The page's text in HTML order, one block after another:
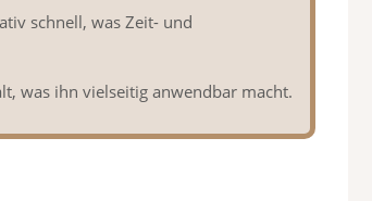
schnell, was Zeit- und
was ihn vielseitig anwendbar macht.